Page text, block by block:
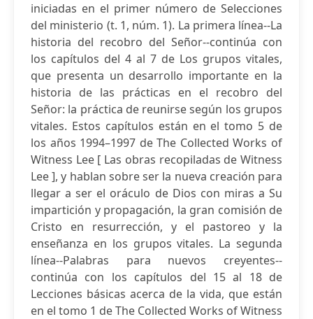
iniciadas en el primer número de Selecciones
del ministerio (t. 1, núm. 1). La primera línea--La
historia del recobro del Señor--continúa con
los capítulos del 4 al 7 de Los grupos vitales,
que presenta un desarrollo importante en la
historia de las prácticas en el recobro del
Señor: la práctica de reunirse según los grupos
vitales. Estos capítulos están en el tomo 5 de
los años 1994–1997 de The Collected Works of
Witness Lee [ Las obras recopiladas de Witness
Lee ], y hablan sobre ser la nueva creación para
llegar a ser el oráculo de Dios con miras a Su
impartición y propagación, la gran comisión de
Cristo en resurrección, y el pastoreo y la
enseñanza en los grupos vitales. La segunda
línea--Palabras para nuevos creyentes--
continúa con los capítulos del 15 al 18 de
Lecciones básicas acerca de la vida, que están
en el tomo 1 de The Collected Works of Witness